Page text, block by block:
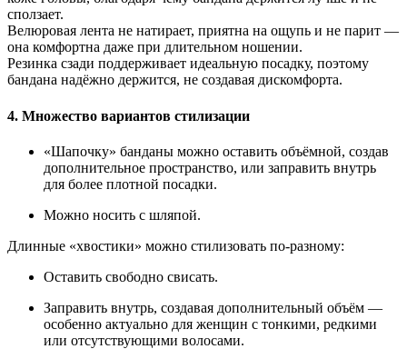
сползает.
Велюровая лента не натирает, приятна на ощупь и не парит —
она комфортна даже при длительном ношении.
Резинка сзади поддерживает идеальную посадку, поэтому
бандана надёжно держится, не создавая дискомфорта.
4. Множество вариантов стилизации
«Шапочку» банданы можно оставить объёмной, создав
дополнительное пространство, или заправить внутрь
для более плотной посадки.
Можно носить с шляпой.
Длинные «хвостики» можно стилизовать по-разному:
Оставить свободно свисать.
Заправить внутрь, создавая дополнительный объём —
особенно актуально для женщин с тонкими, редкими
или отсутствующими волосами.